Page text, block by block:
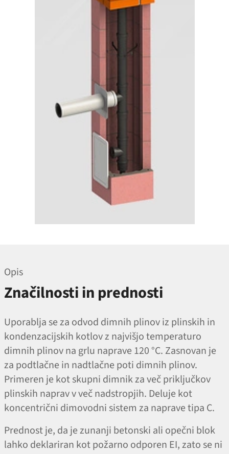
Opis
Značilnosti in prednosti
Uporablja se za odvod dimnih plinov iz plinskih in
kondenzacijskih kotlov z najvišjo temperaturo
dimnih plinov na grlu naprave 120 °C. Zasnovan je
za podtlačne in nadtlačne poti dimnih plinov.
Primeren je kot skupni dimnik za več priključkov
plinskih naprav v več nadstropjih. Deluje kot
koncentrični dimovodni sistem za naprave tipa C.
Prednost je, da je zunanji betonski ali opečni blok
lahko deklariran kot požarno odporen EI, zato se ni